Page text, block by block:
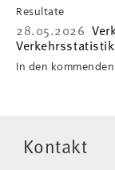
Resultate
28.05.2026
Verkehrsstatistik
Kontakt